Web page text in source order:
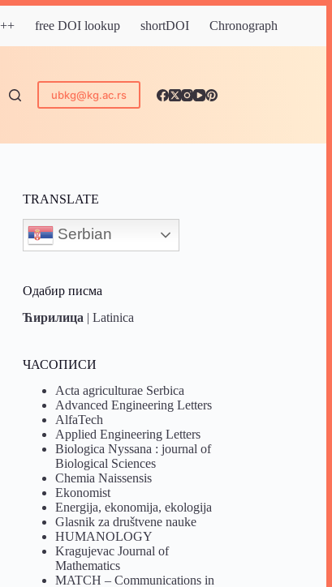
free DOI lookup shortDOI Chronograph
ubkg@kg.ac.rs
TRANSLATE
Serbian
Одабир писма
Ћирилица |Latinica
ЧАСОПИСИ
Acta agriculturae Serbica
Advanced Engineering Letters
AlfaTech
Applied Engineering Letters
Biologica Nyssana : journal of
Biological Sciences
Chemia Naissensis
Ekonomist
Energija, ekonomija, ekologija
Glasnik za društvene nauke
HUMANOLOGY
Kragujevac Journal of
Mathematics
MATCH – Communications in